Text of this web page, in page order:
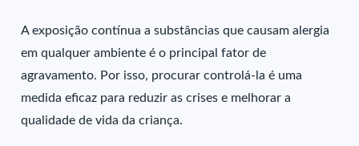
A exposição contínua a substâncias que causam alergia
em qualquer ambiente é o principal fator de
agravamento. Por isso, procurar controlá-la é uma
medida eficaz para reduzir as crises e melhorar a
qualidade de vida da criança.